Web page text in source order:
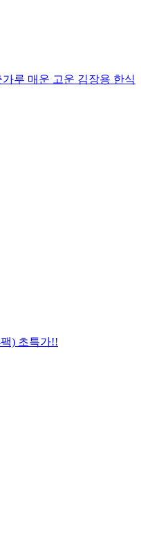
루 매운 고운 김장용 한식
) 초특가!!